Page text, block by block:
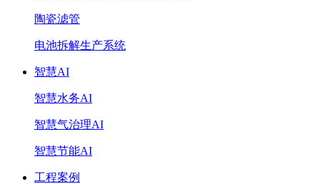
陶瓷滤管
电池拆解生产系统
智慧AI
智慧水务AI
智慧气治理AI
智慧节能AI
工程案例